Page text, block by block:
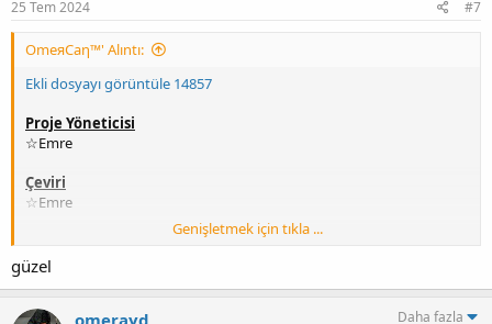
25 Tem 2024 #7
OmeяCaη™' Alıntı:
Ekli dosyayı görüntüle 14857
Proje Yöneticisi
☆Emre
Çeviri
☆Emre
☆Emre
Genişletmek için tıkla ...
güzel
omerayd Daha fazla